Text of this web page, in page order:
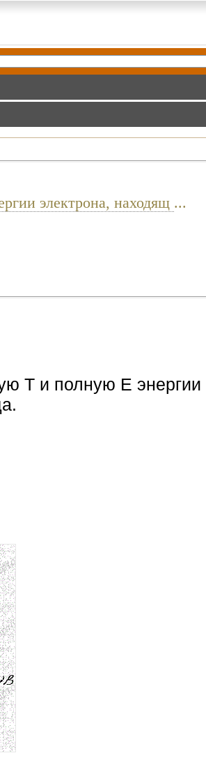
электрона, находящ ...
T и полную E энергии